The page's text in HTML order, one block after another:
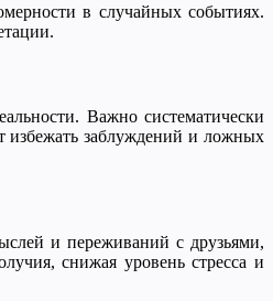
в случайных событиях.
Важно систематически
избежать заблуждений и ложных
и переживаний с друзьями,
снижая уровень стресса и